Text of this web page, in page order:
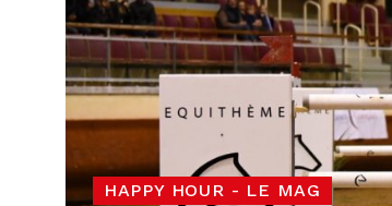
HAPPY HOUR - LE MAG